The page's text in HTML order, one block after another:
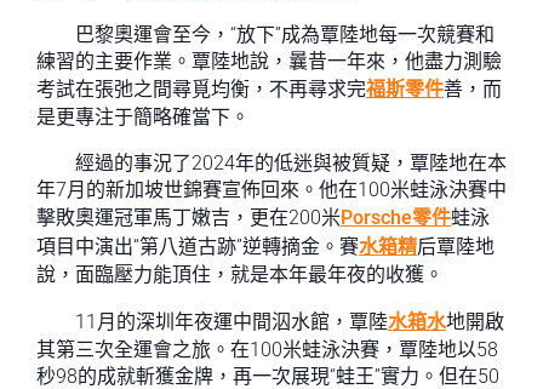
巴黎奧運會至今，“放下”成為覃陸地每一次競賽和
練習的主要作業。覃陸地說，曩昔一年來，他盡力測驗
考試在張弛之間尋覓均衡，不再尋求完福斯零件善，而
是更專注于簡略確當下。
經過的事況了2024年的低迷與被質疑，覃陸地在本
年7月的新加坡世錦賽宣佈回來。他在100米蛙泳決賽中
擊敗奧運冠軍馬丁嫩吉，更在200米Porsche零件蛙泳
項目中演出“第八道古跡”逆轉摘金。賽水箱精后覃陸地
說，面臨壓力能頂住，就是本年最年夜的收獲。
11月的深圳年夜運中間泅水館，覃陸水箱水地開啟
其第三次全運會之旅。在100米蛙泳決賽，覃陸地以58
秒98的成就斬獲金牌，再一次展現“蛙王”實力。但在50